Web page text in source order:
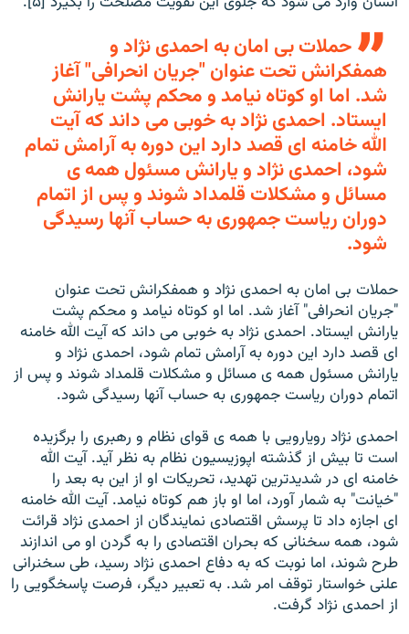
حملات بی امان به احمدی نژاد و
همفکرانش تحت عنوان "جريان انحرافی" آغاز
شد. اما او کوتاه نيامد و محکم پشت يارانش
ايستاد. احمدی نژاد به خوبی می داند که آيت
الله خامنه ای قصد دارد اين دوره به آرامش تمام
شود، احمدی نژاد و يارانش مسئول همه ی
مسائل و مشکلات قلمداد شوند و پس از اتمام
دوران رياست جمهوری به حساب آنها رسيدگی
شود.
حملات بی امان به احمدی نژاد و همفکرانش تحت عنوان
"جريان انحرافی" آغاز شد. اما او کوتاه نيامد و محکم پشت
يارانش ايستاد. احمدی نژاد به خوبی می داند که آيت الله خامنه
ای قصد دارد اين دوره به آرامش تمام شود، احمدی نژاد و
يارانش مسئول همه ی مسائل و مشکلات قلمداد شوند و پس از
اتمام دوران رياست جمهوری به حساب آنها رسيدگی شود.
احمدی نژاد رويارويی با همه ی قوای نظام و رهبری را برگزيده
است تا بيش از گذشته اپوزيسيون نظام به نظر آيد. آيت الله
خامنه ای در شديدترين تهديد، تحريکات او از اين به بعد را
"خيانت" به شمار آورد، اما او باز هم کوتاه نيامد. آيت الله خامنه
ای اجازه داد تا پرسش اقتصادی نمايندگان از احمدی نژاد قرائت
شود، همه سخنانی که بحران اقتصادی را به گردن او می اندازند
طرح شوند، اما نوبت که به دفاع احمدی نژاد رسيد، طی سخنرانی
علنی خواستار توقف امر شد. به تعبير ديگر، فرصت پاسخگويی را
از احمدی نژاد گرفت.